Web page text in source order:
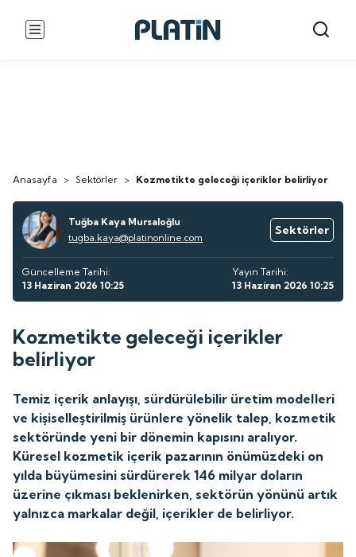
Anasayfa > Sektörler > Kozmetikte geleceği içerikler belirliyor
Tuğba Kaya Mursaloğlu
tugba.kaya@platinonline.com
Sektörler
Güncelleme Tarihi:
13 Haziran 2026 10:25
Yayın Tarihi:
13 Haziran 2026 10:25
Kozmetikte geleceği içerikler
belirliyor
Temiz içerik anlayışı, sürdürülebilir üretim modelleri
ve kişiselleştirilmiş ürünlere yönelik talep, kozmetik
sektöründe yeni bir dönemin kapısını aralıyor.
Küresel kozmetik içerik pazarının önümüzdeki on
yılda büyümesini sürdürerek 146 milyar doların
üzerine çıkması beklenirken, sektörün yönünü artık
yalnızca markalar değil, içerikler de belirliyor.